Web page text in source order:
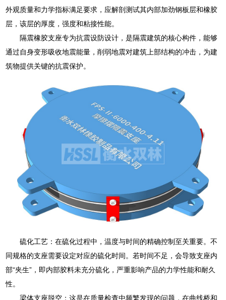
外观质量和力学指标满足要求，应解剖测试其内部加劲钢板层和橡胶
层，该层的厚度，强度和粘接性能。
隔震橡胶支座专为抗震设防设计，是隔震建筑的核心构件，能够
通过自身变形吸收地震能量，削弱地震对建筑上部结构的冲击，为建
筑物提供关键的抗震保护。
硫化工艺：在硫化过程中，温度与时间的精确控制至关重要。不
同规格的支座需要设定对应的硫化时间。若时间不足，会导致支座内
部“夹生”，即内部胶料未充分硫化，严重影响产品的力学性能和耐久
性。
梁体支座脱空：这是在质量检查中频繁发现的问题，在曲线桥和